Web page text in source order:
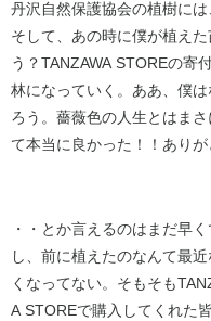
丹沢自然保護協会の植樹に
そして、あの時に僕が植え
う？TANZAWA STOREの寄
林になっていく。ああ、僕
ろう。薔薇色の人生とはま
て本当に良かった！！ありが
・・とか言えるのはまだ早
し、前に植えたのなんて最
くなってない。そもそも
A STOREで購入してくれた